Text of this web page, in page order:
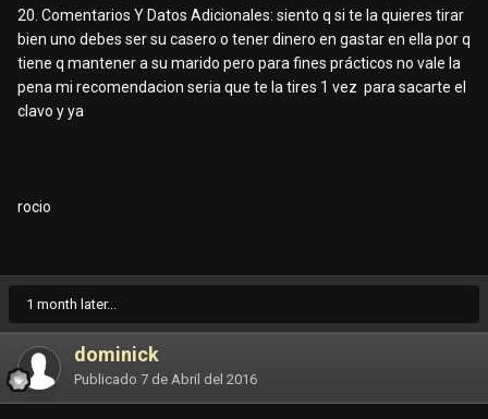
20. Comentarios Y Datos Adicionales: siento q si te la quieres tirar
bien uno debes ser su casero o tener dinero en gastar en ella por q
tiene q mantener a su marido pero para fines prácticos no vale la
pena mi recomendacion seria que te la tires 1 vez para sacarte el
clavo y ya
rocio
1 month later...
dominick
Publicado 7 de Abril del 2016